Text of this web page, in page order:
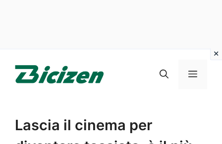
Menu
Lascia il cinema per